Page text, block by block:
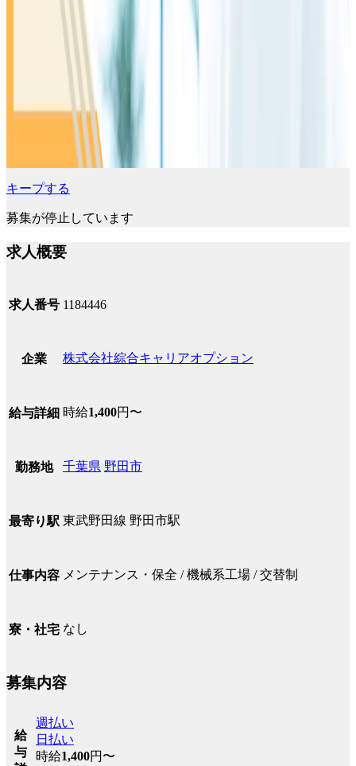
キープする
募集が停止しています
求人概要
求人番号 1184446
企業 株式会社綜合キャリアオプション
給与詳細 時給1,400円〜
勤務地 千葉県 野田市
最寄り駅 東武野田線 野田市駅
仕事内容 メンテナンス・保全 / 機械系工場 / 交替制
寮・社宅 なし
募集内容
給
与
週払い
日払い
時給1,400円〜